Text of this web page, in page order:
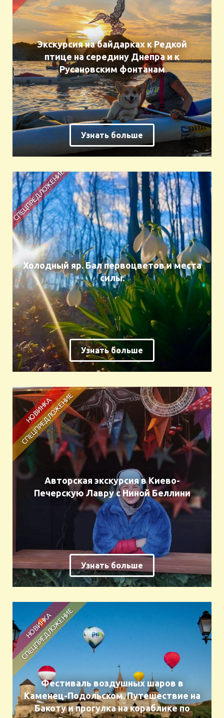
Экскурсия на байдарках к Редкой
птице на середину Днепра и к
Русановским фонтанам
Узнать больше
Холодный яр. Бал первоцветов и места
силы.
Узнать больше
Авторская экскурсия в Киево-
Печерскую Лавру с Ниной Беллини
Узнать больше
Фестиваль воздушных шаров в
Каменец-Подольском. Путешествие на
Бакоту и прогулка на кораблике по